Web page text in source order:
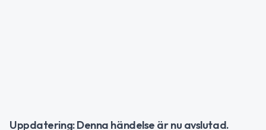
Uppdatering: Denna händelse är nu avslutad.